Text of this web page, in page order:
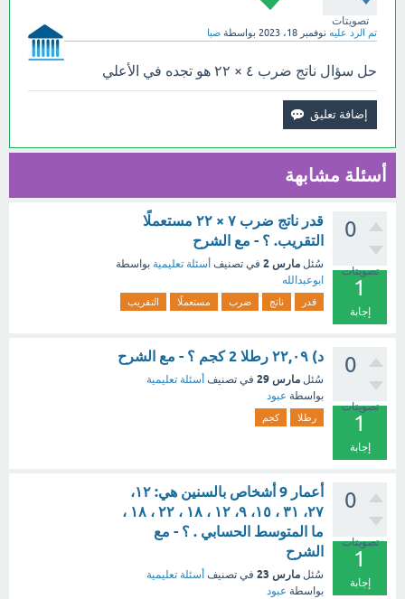
تصويتات
تم الرد عليه نوفمبر 18، 2023 بواسطة صبا
حل سؤال ناتج ضرب ٤ × ۲۲ هو تجده في الأعلي
أسئلة مشابهة
0
تصويتات
1
إجابة
قدر ناتج ضرب ۷ × ۲۲ مستعملًا
التقريب. ؟ - مع الشرح
سُئل مارس 2 في تصنيف أسئلة تعليمية بواسطة
ابوعبدالله
قدر ناتج ضرب مستعملًا التقريب
0
تصويتات
1
إجابة
د) ۲۲,۰۹ رطلا 2 كجم ؟ - مع الشرح
سُئل مارس 29 في تصنيف أسئلة تعليمية
بواسطة عبود
رطلا كجم
0
تصويتات
1
إجابة
أعمار 9 أشخاص بالسنين هي: ١٢،
٢٧، ٣١ ، ١٥، ۹، ۱۲ ، ۱۸ ، ۲۲ ، ۱۸ ،
ما المتوسط الحسابي . ؟ - مع
الشرح
سُئل مارس 23 في تصنيف أسئلة تعليمية
بواسطة عبود